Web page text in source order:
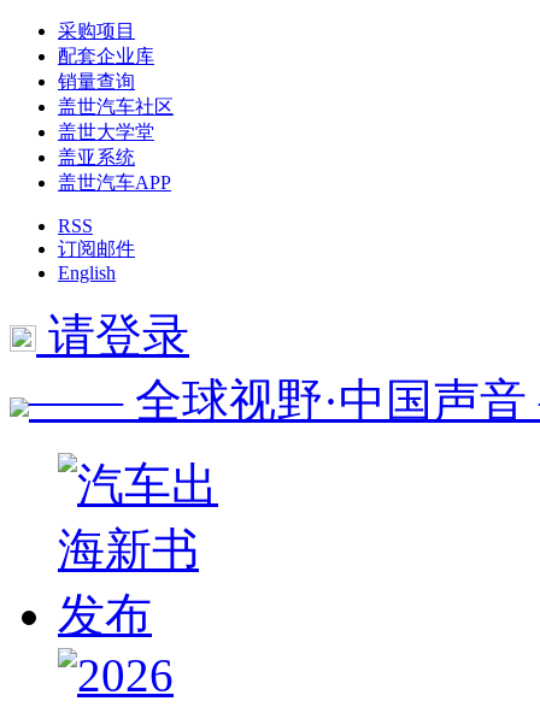
采购项目
配套企业库
销量查询
盖世汽车社区
盖世大学堂
盖亚系统
盖世汽车APP
RSS
订阅邮件
English
请登录
—— 全球视野·中国声